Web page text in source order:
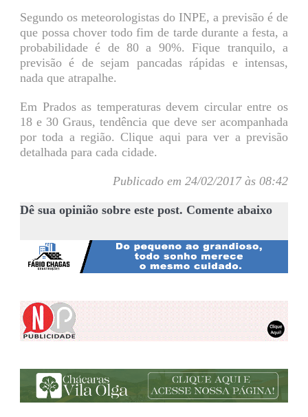
Segundo os meteorologistas do INPE, a previsão é de
que possa chover todo fim de tarde durante a festa, a
probabilidade é de 80 a 90%. Fique tranquilo, a
previsão é de sejam pancadas rápidas e intensas,
nada que atrapalhe.
Em Prados as temperaturas devem circular entre os
18 e 30 Graus, tendência que deve ser acompanhada
por toda a região. Clique aqui para ver a previsão
detalhada para cada cidade.
Publicado em 24/02/2017 às 08:42
Dê sua opinião sobre este post. Comente abaixo